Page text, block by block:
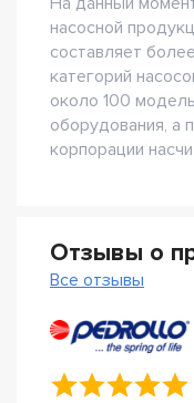
насосной
составляет
категорий
около 100
оборудования, а
корпорации
Отзывы о
Все отзывы